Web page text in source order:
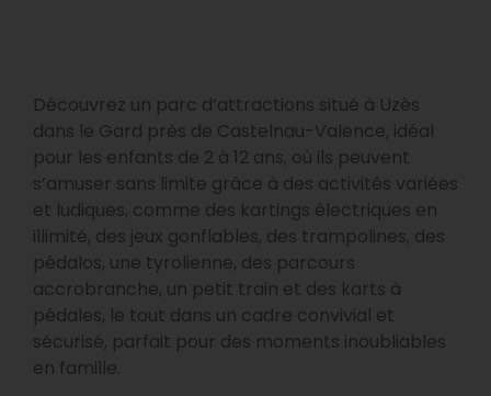
Découvrez un parc d’attractions situé à Uzès
dans le Gard près de Castelnau-Valence, idéal
pour les enfants de 2 à 12 ans, où ils peuvent
s’amuser sans limite grâce à des activités variées
et ludiques, comme des kartings électriques en
illimité, des jeux gonflables, des trampolines, des
pédalos, une tyrolienne, des parcours
accrobranche, un petit train et des karts à
pédales, le tout dans un cadre convivial et
sécurisé, parfait pour des moments inoubliables
en famille.